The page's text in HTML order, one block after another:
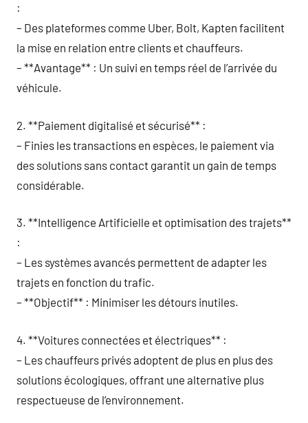
:
– Des plateformes comme Uber, Bolt, Kapten facilitent
la mise en relation entre clients et chauffeurs.
– **Avantage** : Un suivi en temps réel de l’arrivée du
véhicule.
2. **Paiement digitalisé et sécurisé** :
– Finies les transactions en espèces, le paiement via
des solutions sans contact garantit un gain de temps
considérable.
3. **Intelligence Artificielle et optimisation des trajets**
:
– Les systèmes avancés permettent de adapter les
trajets en fonction du trafic.
– **Objectif** : Minimiser les détours inutiles.
4. **Voitures connectées et électriques** :
– Les chauffeurs privés adoptent de plus en plus des
solutions écologiques, offrant une alternative plus
respectueuse de l’environnement.